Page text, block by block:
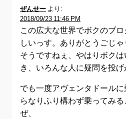
ぜんせー より:
2018/09/23 11:46 PM
この広大な世界でボクのブ
しいっす。ありがとうごじゃ
そうですねぇ、やはりボク
き、いろんな人に疑問を投げ
でも一度アヴェンタドール
らなりふり構わず乗ってみ
ぜ、